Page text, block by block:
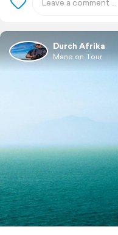
Durch Afrika
Mane on Tour